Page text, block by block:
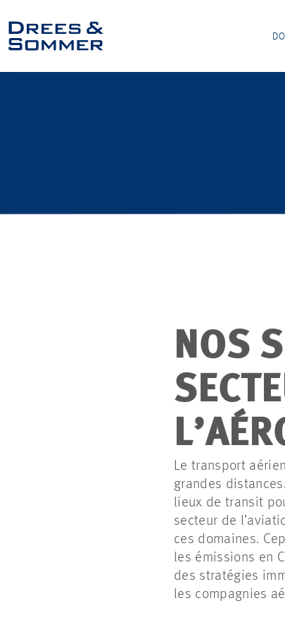
NOS
Le transport
grandes
lieux de transit
secteur de
ces domaines.
les émissions en
des stratégies
les compagnies